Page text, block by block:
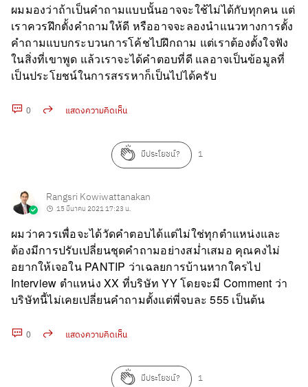
ผมมองว่าถ้าเป็นคำถามแบบนั้นอาจจะใช้ไม่ได้กับทุกคน แต่
เราควรฝึกตั้งคำถามให้ดี หรืออาจจะลองนำแนวทางการตั้ง
คำถามแบบกระบวนการโค้ชไปฝึกถาม แต่เราต้องตั้งใจฟัง
ในสิ่งที่เขาพูด แล้วเราจะได้คำตอบที่ดี แลอาจเป็นข้อมูลที่
เป็นประโยชน์ในการสรรหาก็เป็นไปได้ครับ
0 แสดงความคิดเห็น
มีประโยชน์? 1
Rangsri Kowiwattanakan
15 มีนาคม 2021 17:23 น.
ผมว่าควรเพื่อจะได้วัดคำตอบได้แต่ไม่ใช่ทุกตำแหน่งและ
ต้องมีการปรับเปลี่ยนชุดคำถามอย่างสม่ำเสมอ คุณคงไม่
อยากให้เจอใน PANTIP ว่าเฉลยการบ้านหากใครไป
Interview ตำแหน่ง XX ที่บริษัท YY โดยจะมี Comment ว่า
บริษัทนี้ไม่เคยเปลี่ยนคำถามตั้งแต่พี่จบละ 555 เป็นต้น
0 แสดงความคิดเห็น
มีประโยชน์? 1